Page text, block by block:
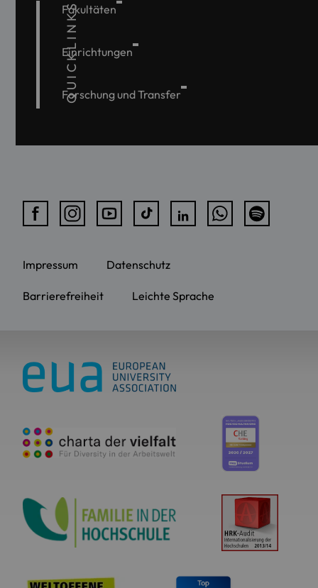
QUICKLINKS
Fakultäten
Einrichtungen
Forschung und Transfer
Impressum Datenschutz
Barrierefreiheit Leichte Sprache